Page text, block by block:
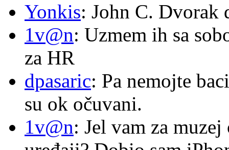
Yonkis: John C. Dvorak
1v@n: Uzmem ih sa
za HR
dpasaric: Pa nemojte
su ok očuvani.
1v@n: Jel vam za